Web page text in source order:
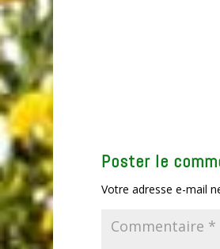
Poster le
Votre adresse e-mail